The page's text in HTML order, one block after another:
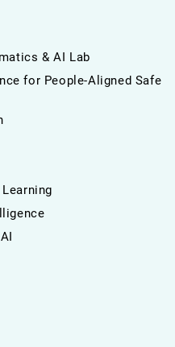
& AI Lab
for People-Aligned Safe